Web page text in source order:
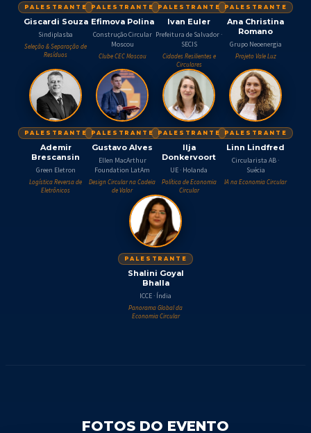
PALESTRANTE
Giscardi Souza
Sindiplasba
Seleção & Separação de
Resíduos
PALESTRANTE
Efimova Polina
Construção Circular
Moscou
Clube CEC Moscou
PALESTRANTE
Ivan Euler
Prefeitura de Salvador ·
SECIS
Cidades Resilientes e
Circulares
PALESTRANTE
Ana Christina
Romano
Grupo Neoenergia
Projeto Vale Luz
PALESTRANTE
Ademir
Brescansin
Green Eletron
Logística Reversa de
Eletrônicos
PALESTRANTE
Gustavo Alves
Ellen MacArthur
Foundation LatAm
Design Circular na Cadeia
de Valor
PALESTRANTE
Ilja
Donkervoort
UE · Holanda
Política de Economia
Circular
PALESTRANTE
Linn Lindfred
Circularista AB ·
Suécia
IA na Economia Circular
PALESTRANTE
Shalini Goyal
Bhalla
ICCE · Índia
Panorama Global da
Economia Circular
FOTOS DO EVENTO